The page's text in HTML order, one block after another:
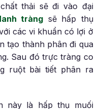
thải sẽ đi vào đại
tràng sẽ hấp thụ
các vi khuẩn có lợi ở
tạo thành phân đi qua
Sau đó trực tràng co
ruột bài tiết phân ra
này là hấp thụ muối